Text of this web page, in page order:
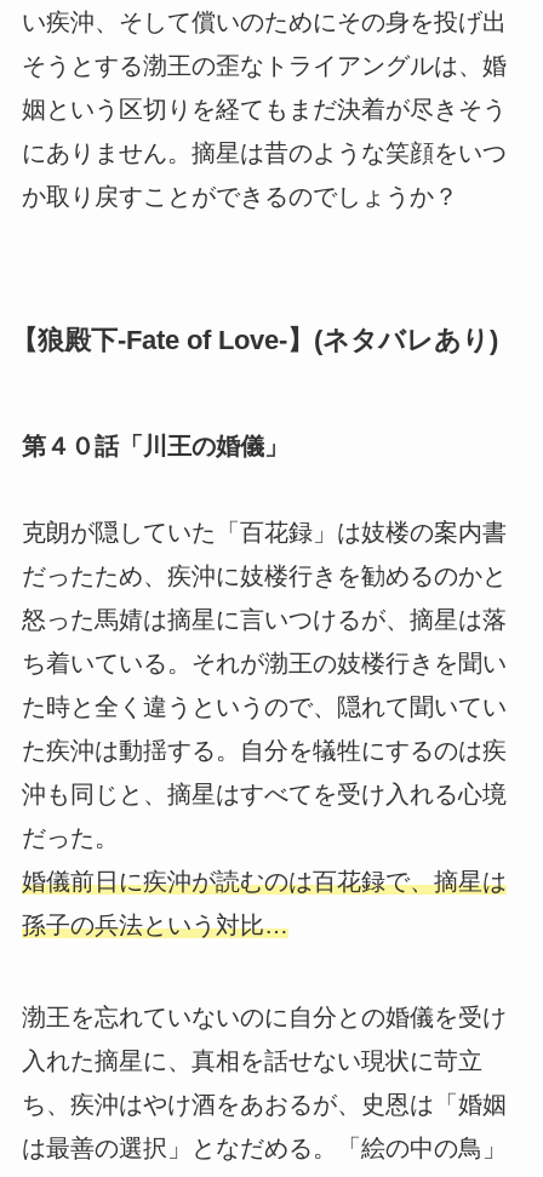
い疾沖、そして償いのためにその身を投げ出
そうとする渤王の歪なトライアングルは、婚
姻という区切りを経てもまだ決着が尽きそう
にありません。摘星は昔のような笑顔をいつ
か取り戻すことができるのでしょうか？
【狼殿下-Fate of Love-】(ネタバレあり)
第４０話「川王の婚儀」
克朗が隠していた「百花録」は妓楼の案内書
だったため、疾沖に妓楼行きを勧めるのかと
怒った馬婧は摘星に言いつけるが、摘星は落
ち着いている。それが渤王の妓楼行きを聞い
た時と全く違うというので、隠れて聞いてい
た疾沖は動揺する。自分を犠牲にするのは疾
沖も同じと、摘星はすべてを受け入れる心境
だった。
婚儀前日に疾沖が読むのは百花録で、摘星は
孫子の兵法という対比…
渤王を忘れていないのに自分との婚儀を受け
入れた摘星に、真相を話せない現状に苛立
ち、疾沖はやけ酒をあおるが、史恩は「婚姻
は最善の選択」となだめる。「絵の中の鳥」